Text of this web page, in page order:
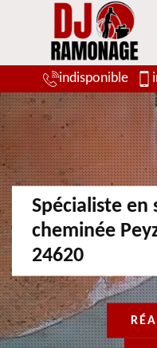
indisponible
Spécialiste en
cheminée
24620